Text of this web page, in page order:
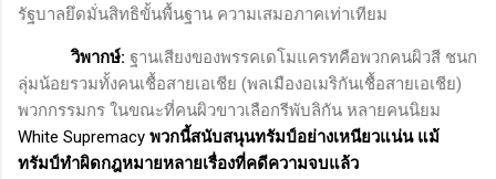
รัฐบาลยึดมั่นสิทธิขั้นพื้นฐาน ความเสมอภาคเท่าเทียม
วิพากษ์: ฐานเสียงของพรรคเดโมแครทคือพวกคนผิวสี ชนก
ลุ่มน้อยรวมทั้งคนเชื้อสายเอเชีย (พลเมืองอเมริกันเชื้อสายเอเชีย)
พวกกรรมกร ในขณะที่คนผิวขาวเลือกรีพับลิกัน หลายคนนิยม
White Supremacy พวกนี้สนับสนุนทรัมป์อย่างเหนียวแน่น แม้
ทรัมป์ทำผิดกฎหมายหลายเรื่องที่คดีความจบแล้ว